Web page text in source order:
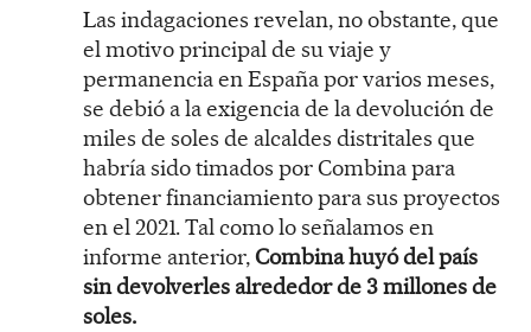
Las indagaciones revelan, no obstante, que
el motivo principal de su viaje y
permanencia en España por varios meses,
se debió a la exigencia de la devolución de
miles de soles de alcaldes distritales que
habría sido timados por Combina para
obtener financiamiento para sus proyectos
en el 2021. Tal como lo señalamos en
informe anterior,Combina huyó del país
sin devolverles alrededor de 3 millones de
soles.